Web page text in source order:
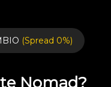
(Spread 0%)
Nomad?